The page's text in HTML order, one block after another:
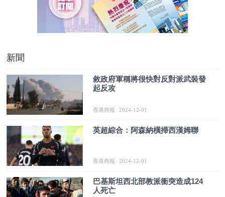
新聞
敘政府軍稱將很快對反對派武裝發
起反攻
香港商報 2024-12-01
英超綜合：阿森納橫掃西漢姆聯
香港商報 2024-12-01
巴基斯坦西北部教派衝突造成124
人死亡